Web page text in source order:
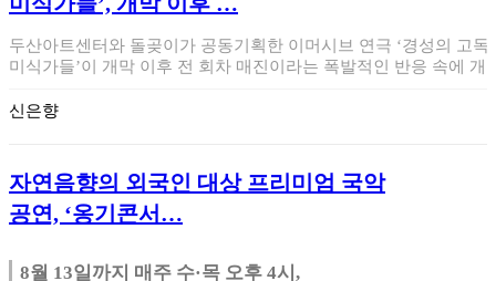
두산아트센터와 돌곶이가 공동기획한 이머시브 연극 ‘경성의 고독
미식가들’이 개막 이후 전 회차 매진이라는 폭발적인 반응 속에 개
신은향
자연음향의 외국인 대상 프리미엄 국악
공연, ‘옹기콘서…
8월 13일까지 매주 수·목 오후 4시,